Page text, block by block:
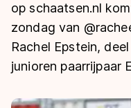
Marathon
Langebaan
Shorttrack
Uitslagen
Langebaan
Shorttrack
Marathon
Tijden &
Ranglijsten Langebaan
op schaatsen.nl
zondag van
Rachel Epstein,
junioren paarrijpaar